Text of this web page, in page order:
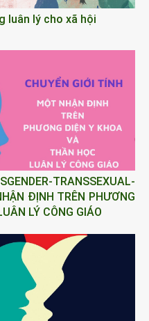
luân lý cho xã hội
TRANSSEXUAL-
ĐỊNH TRÊN PHƯƠNG
LÝ CÔNG GIÁO